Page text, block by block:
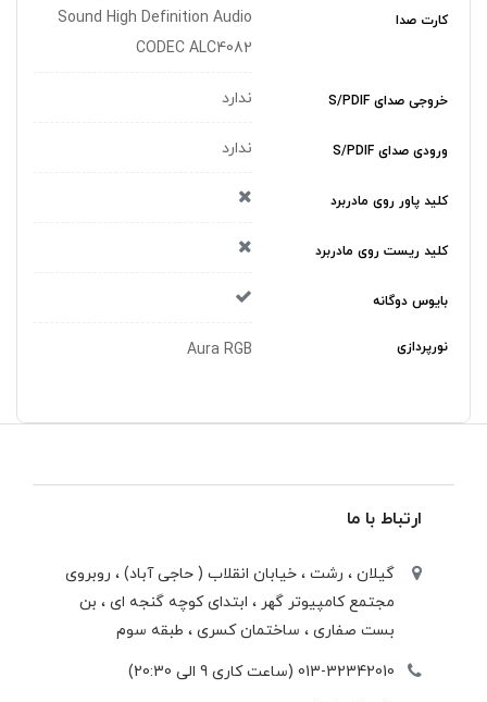
کارت صدا
Sound High Definition Audio
CODEC ALC4082
خروجی صدای S/PDIF ندارد
ورودی صدای S/PDIF ندارد
کلید پاور روی مادربرد
کلید ریست روی مادربرد
بایوس دوگانه
نورپردازی Aura RGB
ارتباط با ما
گیلان ، رشت ، خيابان انقلاب ( حاجی آباد) ، روبروی
مجتمع كامپيوتر گهر ، ابتدای كوچه گنجه ای ، بن
بست صفاری ، ساختمان كسری ، طبقه سوم
013-32342010 (ساعت کاری 9 الی 20:30)